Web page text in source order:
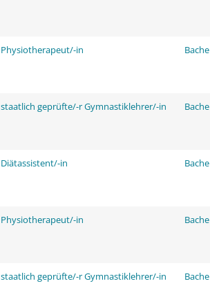
Physiotherapeut/-in
staatlich geprüfte/-r Gymnastiklehrer/-in
Diätassistent/-in
Physiotherapeut/-in
staatlich geprüfte/-r Gymnastiklehrer/-in